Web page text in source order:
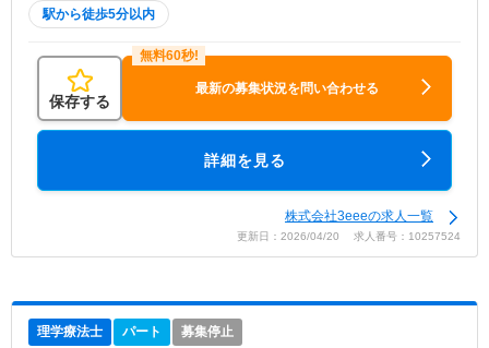
駅から徒歩5分以内
保存する
最新の募集状況を問い合わせる
詳細を見る
株式会社3eeeの求人一覧
更新日：2026/04/20 求人番号：10257524
理学療法士 パート 募集停止